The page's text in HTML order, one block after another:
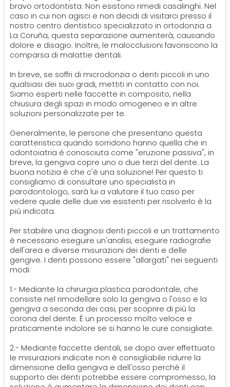
bravo ortodontista. Non esistono rimedi casalinghi. Nel
caso in cui non agisci e non decidi di visitarci presso il
nostro centro dentistico specializzato in ortodonzia a
La Coruña, questa separazione aumenterà, causando
dolore e disagio. Inoltre, le malocclusioni favoriscono la
comparsa di malattie dentali.
In breve, se soffri di microdonzia o denti piccoli in uno
qualsiasi dei suoi gradi, mettiti in contatto con noi.
Siamo esperti nelle faccette in composito, nella
chiusura degli spazi in modo omogeneo e in altre
soluzioni personalizzate per te.
Generalmente, le persone che presentano questa
caratteristica quando sorridono hanno quella che in
odontoiatria è conosciuta come "eruzione passiva", in
breve, la gengiva copre uno o due terzi del dente. La
buona notizia è che c'è una soluzione! Per questo ti
consigliamo di consultare uno specialista in
parodontologo, sarà lui a valutare il tuo caso per
vedere quale delle due vie esistenti per risolverlo è la
più indicata.
Per stabilire una diagnosi denti piccoli e un trattamento
è necessario eseguire un'analisi, eseguire radiografie
dell'area e diverse misurazioni dei denti e delle
gengive. I denti possono essere "allargati" nei seguenti
modi:
1.- Mediante la chirurgia plastica parodontale, che
consiste nel rimodellare solo la gengiva o l'osso e la
gengiva a seconda dei casi, per scoprire di più la
corona del dente. È un processo molto veloce e
praticamente indolore se si hanno le cure consigliate.
2.- Mediante faccette dentali, se dopo aver effettuato
le misurazioni indicate non è consigliabile ridurre la
dimensione della gengiva e dell'osso perché il
supporto dei denti potrebbe essere compromesso, la